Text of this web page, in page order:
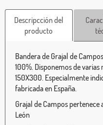
Descripcción del
producto
Bandera de Grajal de
100%. Disponemos de
150X300. Especialmente
fabricada en España.
Grajal de Campos pertenece
León